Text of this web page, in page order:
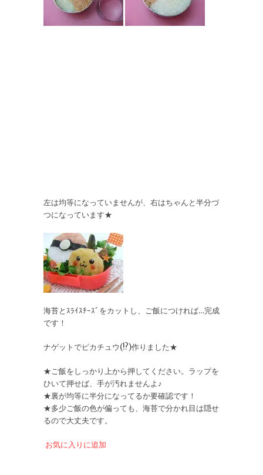
左は均等になっていませんが、右はちゃんと半分づ
つになっています★
海苔とｽﾗｲｽﾁｰｽﾞをカットし、ご飯につければ…完成
です！
ナゲットでピカチュウ(!?)作りました★
★ご飯をしっかり上から押してください。ラップを
ひいて押せば、手が汚れませんよ♪
★裏が均等に半分になってるか要確認です！
★多少ご飯の色が偏っても、海苔で分かれ目は隠せ
るので大丈夫です。
お気に入りに追加